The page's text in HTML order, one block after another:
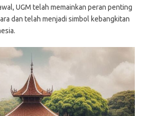
UGM telah memainkan peran penting
dan telah menjadi simbol kebangkitan